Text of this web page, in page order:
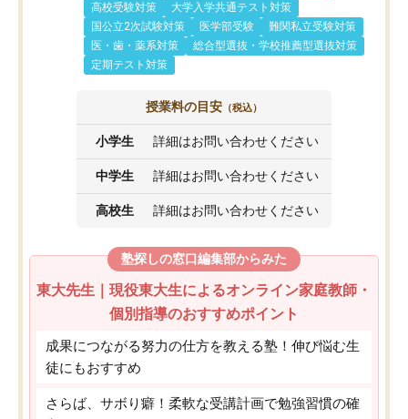
高校受験対策
大学入学共通テスト対策
国公立2次試験対策
医学部受験
難関私立受験対策
医・歯・薬系対策
総合型選抜・学校推薦型選抜対策
定期テスト対策
授業料の目安 （税込）
小学生 詳細はお問い合わせください
中学生 詳細はお問い合わせください
高校生 詳細はお問い合わせください
塾探しの窓口編集部からみた
東大先生｜現役東大生によるオンライン家庭教師・
個別指導のおすすめポイント
成果につながる努力の仕方を教える塾！伸び悩む生
徒にもおすすめ
さらば、サボり癖！柔軟な受講計画で勉強習慣の確